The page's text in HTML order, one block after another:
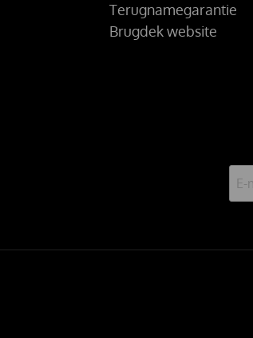
Terugnamegarantie
Brugdek website